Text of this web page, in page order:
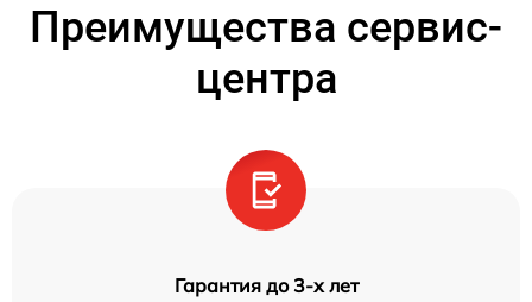
Преимущества сервис-
центра
Гарантия до 3-х лет